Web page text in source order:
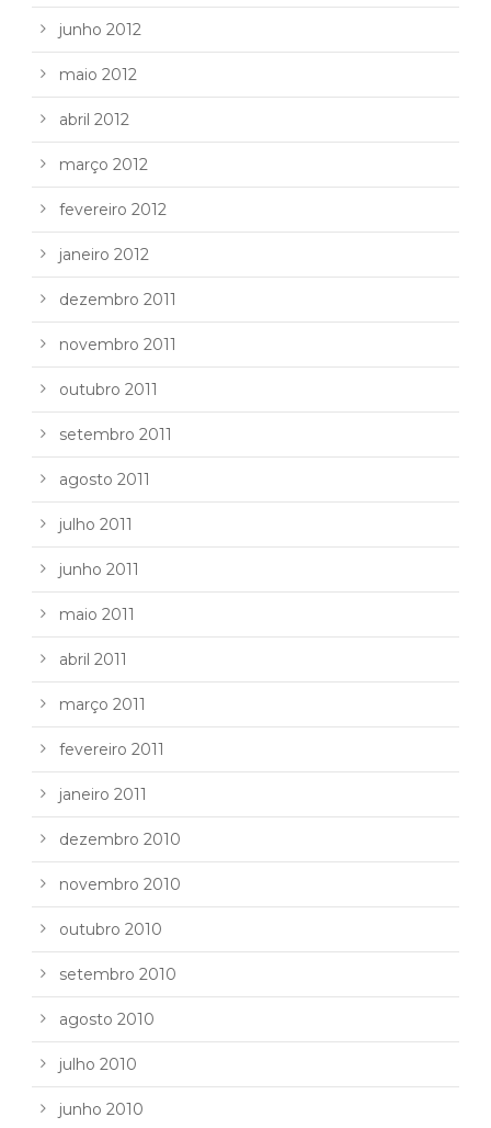
junho 2012
maio 2012
abril 2012
março 2012
fevereiro 2012
janeiro 2012
dezembro 2011
novembro 2011
outubro 2011
setembro 2011
agosto 2011
julho 2011
junho 2011
maio 2011
abril 2011
março 2011
fevereiro 2011
janeiro 2011
dezembro 2010
novembro 2010
outubro 2010
setembro 2010
agosto 2010
julho 2010
junho 2010